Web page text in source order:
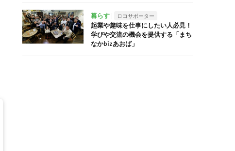
暮らす ロコサポーター
起業や趣味を仕事にしたい人必見！
学びや交流の機会を提供する「まち
なかbizあおば」